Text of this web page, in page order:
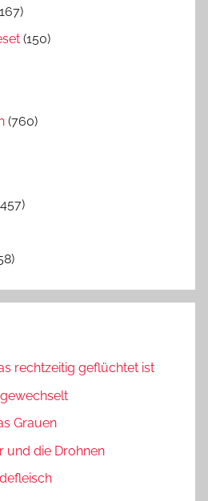
(150)
(760)
rechtzeitig geflüchtet ist
Grauen
und die Drohnen